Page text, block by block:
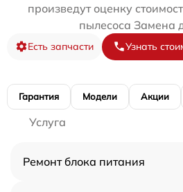
произведут оценку
пылесоса Замена
Есть запчасти Узнать
Гарантия Модели Акции
Услуга
Ремонт блока питания